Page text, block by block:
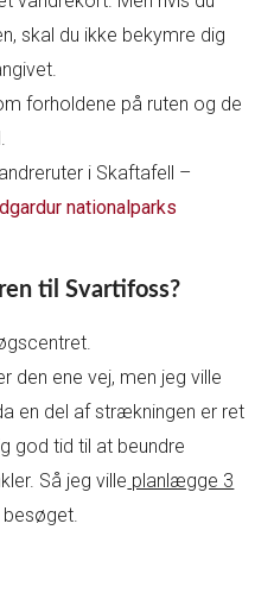
skal du ikke bekymre dig
forholdene på ruten og de
i Skaftafell –
nationalparks
til Svartifoss?
den ene vej, men jeg ville
en del af strækningen er ret
god tid til at beundre
Så jeg ville planlægge 3
besøget.